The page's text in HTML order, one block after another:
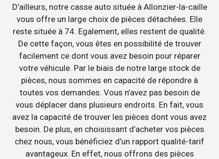
D’ailleurs, notre casse auto située à Allonzier-la-caille
vous offre un large choix de pièces détachées. Elle
reste située à 74. Egalement, elles restent de qualité.
De cette façon, vous êtes en possibilité de trouver
facilement ce dont vous avez besoin pour réparer
votre véhicule. Par le biais de notre large stock de
pièces, nous sommes en capacité de répondre à
toutes vos demandes. Vous n’avez pas besoin de
vous déplacer dans plusieurs endroits. En fait, vous
avez la capacité de trouver les pièces dont vous avez
besoin. De plus, en choisissant d’acheter vos pièces
chez nous, vous bénéficiez d’un rapport qualité-tarif
avantageux. En effet, nous offrons des pièces